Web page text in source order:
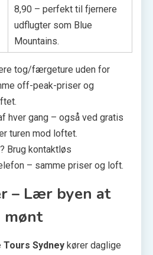
8,90 – perfekt til fjernere
udflugter som Blue
Mountains.
tog/færgeture uden for
off-peak-priser og
hver gang – også ved gratis
turen mod loftet.
Brug kontaktløs
– samme priser og loft.
– Lær byen at
mønt
Tours Sydney kører daglige